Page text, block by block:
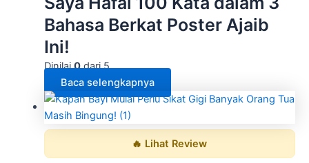
Bahasa Berkat Poster Ajaib
Ini!
Dinilai0dari 5
Baca selengkapnya
🔥 Lihat Review